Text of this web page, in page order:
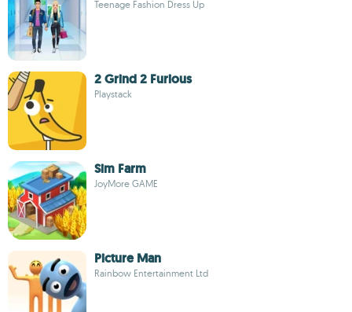
Teenage Fashion Dress Up
2 Grind 2 Furious
Playstack
Sim Farm
JoyMore GAME
Picture Man
Rainbow Entertainment Ltd